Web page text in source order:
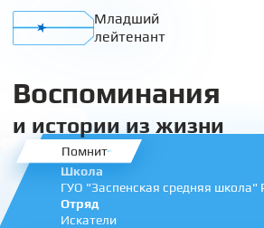
Младший
лейтенант
Воспоминания
и истории из жизни
Помнит
Школа
ГУО "Заспенская средняя школа"
Отряд
Искатели